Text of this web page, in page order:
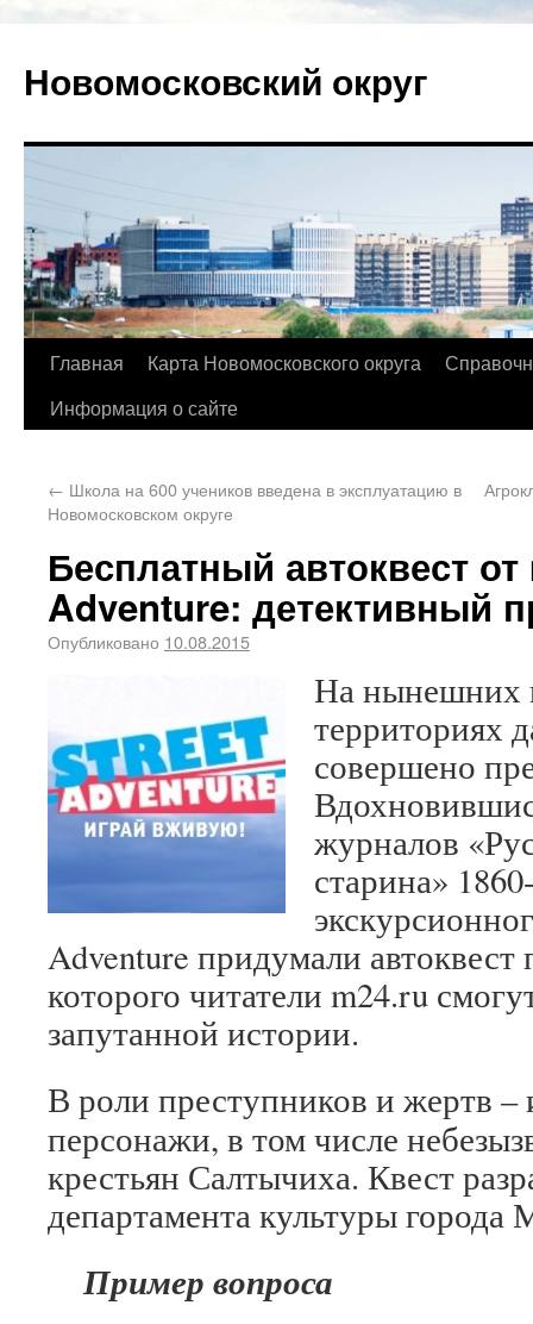
Новомосковский округ
Главная Карта Новомосковского округа
Информация о сайте
← Школа на 600 учеников введена в эксплуатацию в
Новомосковском округе
Бесплатный автоквест
Adventure: детективный
Опубликовано 10.08.2015
На нынешних
территориях
совершено
журналов
старина»
Adventure придумали
которого читатели m24.ru
запутанной истории.
В роли преступников и жертв –
персонажи, в том числе
крестьян Салтычиха. Квест
департамента культуры города
Пример вопроса